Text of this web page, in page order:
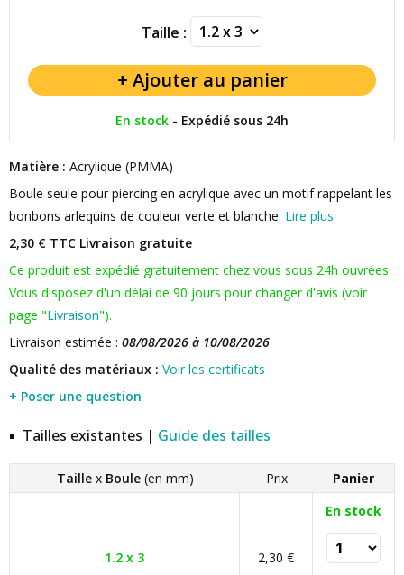
Taille :
En stock - Expédié sous 24h
Matière : Acrylique (PMMA)
Boule seule pour piercing en acrylique avec un motif rappelant les
bonbons arlequins de couleur verte et blanche. Lire plus
2,30 € TTC Livraison gratuite
Ce produit est expédié gratuitement chez vous sous 24h ouvrées.
Vous disposez d'un délai de 90 jours pour changer d'avis (voir
page "Livraison").
Livraison estimée : 08/08/2026 à 10/08/2026
Qualité des matériaux : Voir les certificats
+ Poser une question
Tailles existantes | Guide des tailles
Taille x Boule (en mm) Prix Panier
1.2 x 3 2,30 €
En stock